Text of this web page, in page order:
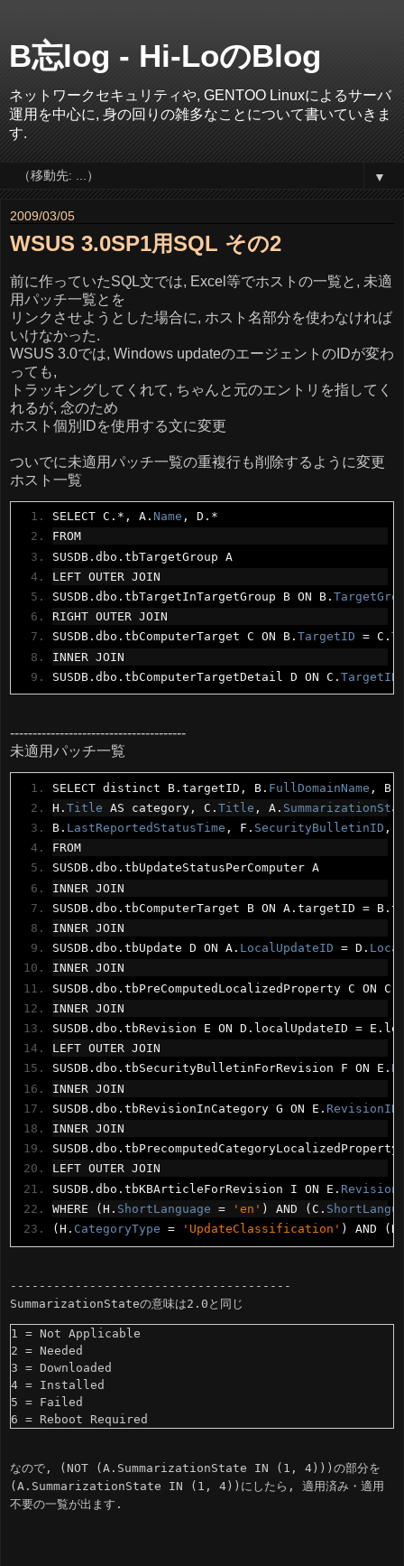
B忘log - Hi-LoのBlog
ネットワークセキュリティや, GENTOO Linuxによるサーバ
運用を中心に, 身の回りの雑多なことについて書いていきま
す.
▼
2009/03/05
WSUS 3.0SP1用SQL その2
前に作っていたSQL文では, Excel等でホストの一覧と, 未適
用パッチ一覧とを
リンクさせようとした場合に, ホスト名部分を使わなければ
いけなかった.
WSUS 3.0では, Windows updateのエージェントのIDが変わ
っても,
トラッキングしてくれて, ちゃんと元のエントリを指してく
れるが, 念のため
ホスト個別IDを使用する文に変更
ついでに未適用パッチ一覧の重複行も削除するように変更
ホスト一覧
SELECT C .*, A . Name , D .*
FROM
SUSDB .dbo .tbTargetGroup A
LEFT OUTER JOIN
SUSDB .dbo .tbTargetInTargetGroup B ON B .
RIGHT OUTER JOIN
SUSDB .dbo .tbComputerTarget C ON B .TargetID = C .
INNER JOIN
SUSDB .dbo .tbComputerTargetDetail D ON C .TargetID
---------------------------------------
未適用パッチ一覧
SELECT distinct B .targetID , B . FullDomainName , B
H .Title AS category , C .Title , A .
B . LastReportedStatusTime , F . SecurityBulletinID ,
FROM
SUSDB .dbo .tbUpdateStatusPerComputer A
INNER JOIN
SUSDB .dbo .tbComputerTarget B ON A .targetID = B .
INNER JOIN
SUSDB .dbo .tbUpdate D ON A . LocalUpdateID = D .
INNER JOIN
SUSDB .dbo .tbPreComputedLocalizedProperty C ON C
INNER JOIN
SUSDB .dbo .tbRevision E ON D . localUpdateID = E .
LEFT OUTER JOIN
SUSDB .dbo .tbSecurityBulletinForRevision F ON E .
INNER JOIN
SUSDB .dbo .tbRevisionInCategory G ON E . RevisionID
INNER JOIN
SUSDB .dbo .tbPrecomputedCategoryLocalizedProperty
LEFT OUTER JOIN
SUSDB .dbo .tbKBArticleForRevision I ON E .
WHERE
(H . ShortLanguage = 'en' ) AND ( C .
(H . CategoryType = 'UpdateClassification' ) AND (
---------------------------------------
SummarizationStateの意味は2.0と同じ
1 = Not Applicable
2 = Needed
3 = Downloaded
4 = Installed
5 = Failed
なので, (NOT (A.SummarizationState IN (1, 4)))の部分を
(A.SummarizationState IN (1, 4))にしたら, 適用済み・適用
不要の一覧が出ます.